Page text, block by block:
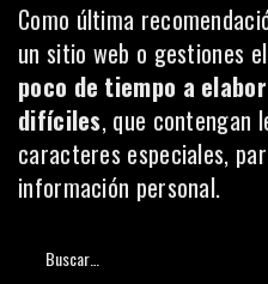
Como última
un sitio web o gestiones
poco de tiempo a
difíciles, que contengan
caracteres especiales,
información personal.